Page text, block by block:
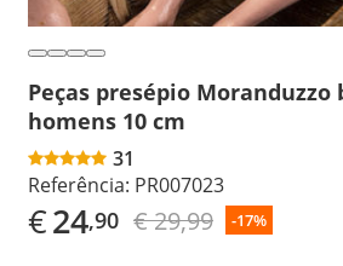
Peças presépio Moranduzzo
homens 10 cm
31
Referência: PR007023
€24,90 € 29,99 -17%